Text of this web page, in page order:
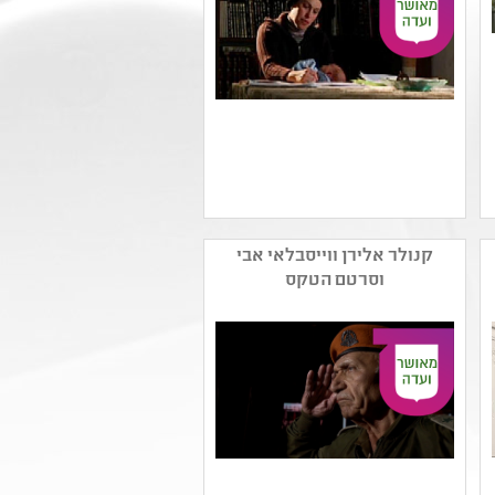
כץ
קטגוריה: קולנוע תיעודי
קהל יעד: י - יב
,תשפב ,זהות ומגדר ,אמנות
ומדע
קנולר אלירן ווייסבלאי אבי
וסרטם הטקס